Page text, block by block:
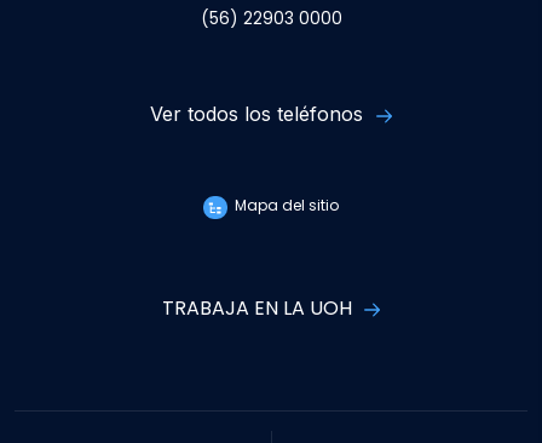
(56) 22903 0000
Ver todos los teléfonos
Mapa del sitio
TRABAJA EN LA UOH